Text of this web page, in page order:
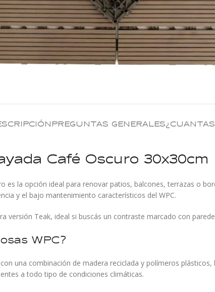
Expandir
PREGUNTAS GENERALES
Café Oscuro 30x30cm
es la opción ideal para renovar patios, balcones, terrazas o
y el bajo mantenimiento característicos del WPC.
versión Teak, ideal si buscás un contraste marcado con
WPC?
una combinación de madera reciclada y polímeros
a todo tipo de condiciones climáticas.